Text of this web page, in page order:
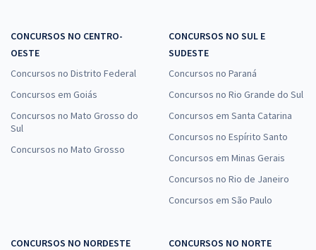
CONCURSOS NO CENTRO-
OESTE
Concursos no Distrito Federal
Concursos em Goiás
Concursos no Mato Grosso do
Sul
Concursos no Mato Grosso
CONCURSOS NO SUL E
SUDESTE
Concursos no Paraná
Concursos no Rio Grande do Sul
Concursos em Santa Catarina
Concursos no Espírito Santo
Concursos em Minas Gerais
Concursos no Rio de Janeiro
Concursos em São Paulo
CONCURSOS NO NORDESTE
CONCURSOS NO NORTE